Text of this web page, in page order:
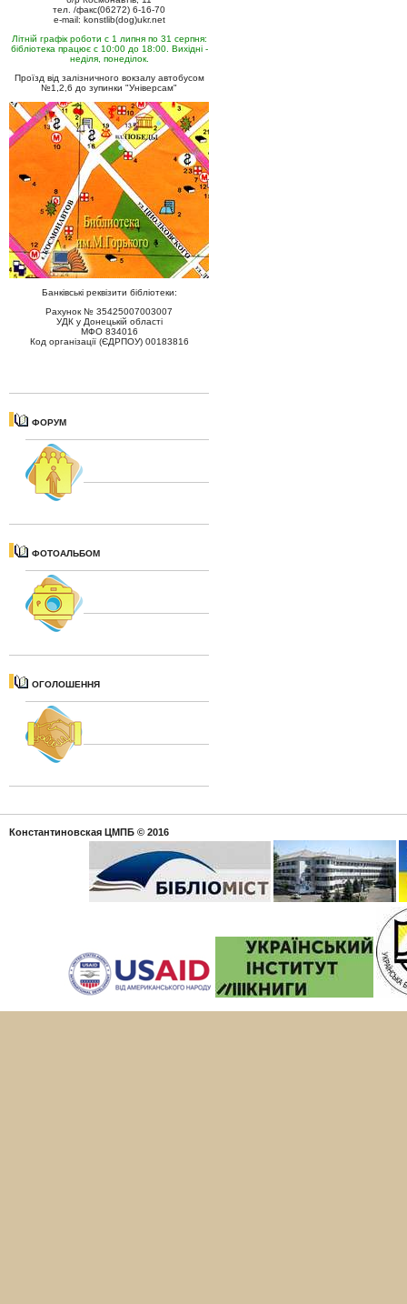
тел. /факс(06272) 6-16-70
e-mail: konstlib(dog)ukr.net
Літній графік роботи с 1 липня по 31 серпня:
бібліотека працює с 10:00 до 18:00. Вихідні -
неділя, понеділок.
Проїзд від залізничного вокзалу автобусом
№1,2,6 до зупинки "Універсам"
Банківські реквізити бібліотеки:
Рахунок № 35425007003007
УДК у Донецькій області
МФО 834016
Код організації (ЄДРПОУ) 00183816
ФОРУМ
ФОТОАЛЬБОМ
ОГОЛОШЕННЯ
Константиновская ЦМПБ © 2016